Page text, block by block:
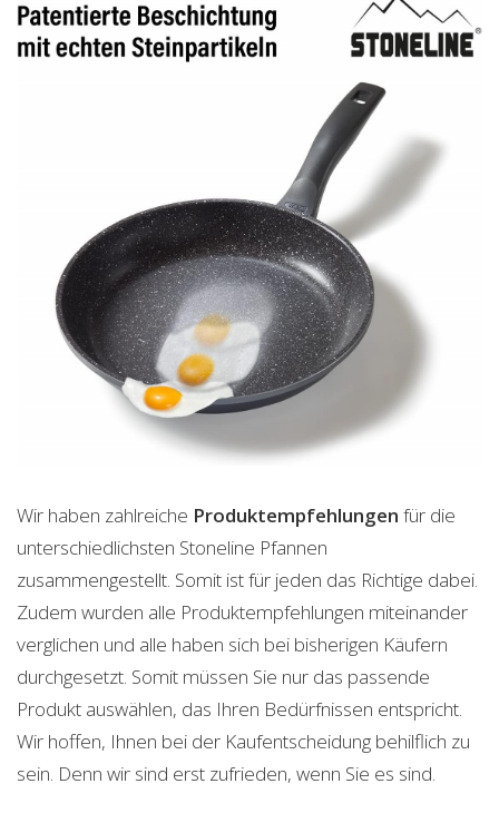
Wir haben zahlreiche Produktempfehlungen für die
unterschiedlichsten Stoneline Pfannen
zusammengestellt. Somit ist für jeden das Richtige dabei.
Zudem wurden alle Produktempfehlungen miteinander
verglichen und alle haben sich bei bisherigen Käufern
durchgesetzt. Somit müssen Sie nur das passende
Produkt auswählen, das Ihren Bedürfnissen entspricht.
Wir hoffen, Ihnen bei der Kaufentscheidung behilflich zu
sein. Denn wir sind erst zufrieden, wenn Sie es sind.